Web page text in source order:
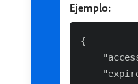
Ejemplo:
{